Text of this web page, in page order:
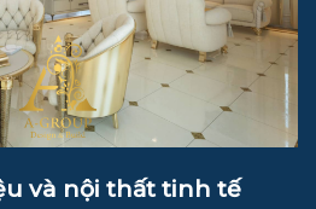
và nội thất tinh tế